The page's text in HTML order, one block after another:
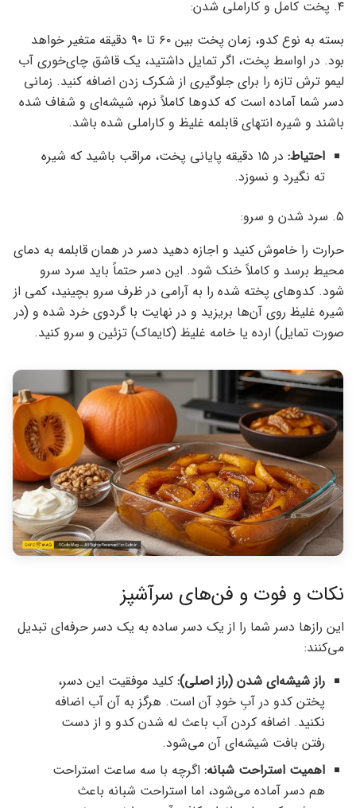
۴. پخت کامل و کاراملی شدن:
بسته به نوع کدو، زمان پخت بین ۶۰ تا ۹۰ دقیقه متغیر خواهد
بود. در اواسط پخت، اگر تمایل داشتید، یک قاشق چای‌خوری آب
لیمو ترش تازه را برای جلوگیری از شکرک زدن اضافه کنید. زمانی
دسر شما آماده است که کدوها کاملاً نرم، شیشه‌ای و شفاف شده
باشند و شیره انتهای قابلمه غلیظ و کاراملی شده باشد.
احتیاط:
در ۱۵ دقیقه پایانی پخت، مراقب باشید که شیره
ته نگیرد و نسوزد.
۵. سرد شدن و سرو:
حرارت را خاموش کنید و اجازه دهید دسر در همان قابلمه به دمای
محیط برسد و کاملاً خنک شود. این دسر حتماً باید سرد سرو
شود. کدوهای پخته شده را به آرامی در ظرف سرو بچینید، کمی از
شیره غلیظ روی آن‌ها بریزید و در نهایت با گردوی خرد شده و (در
صورت تمایل) ارده یا خامه غلیظ (کایماک) تزئین و سرو کنید.
نکات و فوت و فن‌های سرآشپز
این رازها دسر شما را از یک دسر ساده به یک دسر حرفه‌ای تبدیل
می‌کنند:
راز شیشه‌ای شدن (راز اصلی): کلید موفقیت این دسر،
پختن کدو در آبِ خودِ آن است. هرگز به آن آب اضافه
نکنید. اضافه کردن آب باعث له شدن کدو و از دست
رفتن بافت شیشه‌ای آن می‌شود.
اهمیت استراحت شبانه: اگرچه با سه ساعت استراحت
هم دسر آماده می‌شود، اما استراحت شبانه باعث